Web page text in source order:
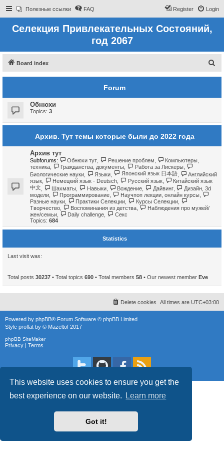
This website uses cookies to ensure you get the
best experience on our website.
Learn more
Got it!
Полезные ссылки FAQ Login
Register
Селекция Привлекательных Состояний,
год 2067
Board index
r
h
Forum
Обнюхи
Topics: 3
Архив. Тут темы которые были до 2022 года
Архив тут
Subforums: Обнюхи тут Решение проблем
Компьютеры,
техника
Гражданства, документы Работа за Лискеры,
Биологические науки
Языки Японский язык 日本語,
Английский
язык
Немецкий язык - Deutsch Русский язык,
Китайский язык
中文
Шахматы Навыки, Вождение Дайвинг,
Дизайн, 3d
модели
Программирование Научпоп лекции, онлайн курсы,
Разные науки
Практики Селекции Курсы Селекции,
Творчество
Воспоминания из детства
Наблюдения про мужей/
жен/семьи
Daily challenge
Секс
Topics: 684
Statistics
Last visit was:
Total posts 30237 • Total topics 690 • Total members 58 • Our newest member Eve
All times are UTC+03:00
Delete cookies
Powered by phpBB® Forum Software © phpBB Limited
Style proflat by © Mazeltof 2017
phpBB SiteMaker
Privacy | Terms